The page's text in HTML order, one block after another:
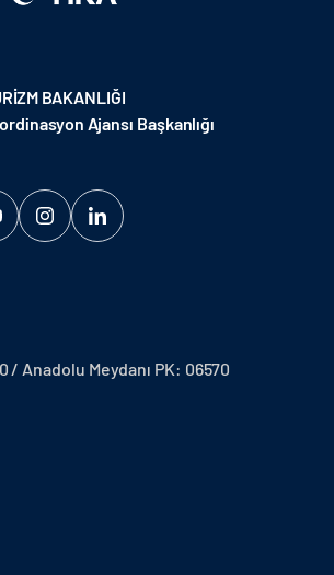
BAKANLIĞI
Ajansı Başkanlığı
/ Anadolu Meydanı PK: 06570